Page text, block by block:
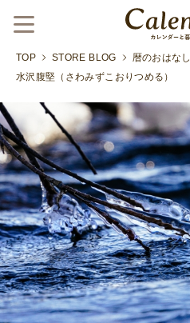
TOP STORE BLOG
暦のおはなし
水沢腹堅（さわみずこおりつめる）